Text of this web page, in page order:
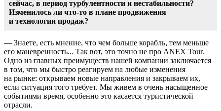
сейчас, в период турбулентности и нестабильности?
Изменилось ли что-то в плане продвижения
и технологии продаж?
— Знаете, есть мнение, что чем больше корабль, тем меньше
его маневренность... Так вот, это точно не про ANEX Tour.
Одно из главных преимуществ нашей компании заключается
в том, что мы быстро реагируем на любые изменения
на рынке: открываем новые направления и закрываем их,
если ситуация того требует. Мы живем в очень насыщенное
событиями время, особенно это касается туристической
отрасли.